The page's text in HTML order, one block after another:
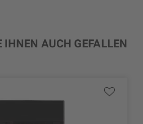
IHNEN AUCH GEFALLEN